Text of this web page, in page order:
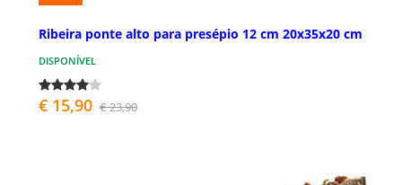
Ribeira ponte alto para presépio 12 cm 20x35x20 cm
DISPONÍVEL
€ 15,90 € 23,90